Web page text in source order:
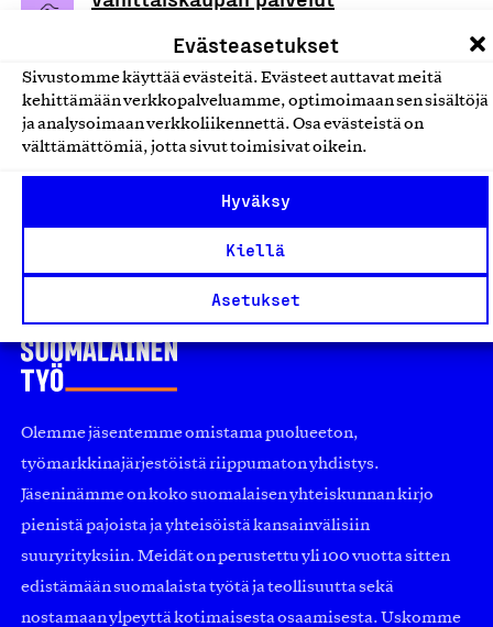
Evästeasetukset
Sivustomme käyttää evästeitä. Evästeet auttavat meitä
kehittämään verkkopalveluamme, optimoimaan sen sisältöjä
ja analysoimaan verkkoliikennettä. Osa evästeistä on
välttämättömiä, jotta sivut toimisivat oikein.
Hyväksy
Kiellä
Asetukset
Brendia liikelahjapalvelu
Brendia Oy, Palvelu
Tukkukaupan palvelut
Olemme jäsentemme omistama puolueeton,
työmarkkinajärjestöistä riippumaton yhdistys.
Jäseninämme on koko suomalaisen yhteiskunnan kirjo
pienistä pajoista ja yhteisöistä kansainvälisiin
suuryrityksiin. Meidät on perustettu yli 100 vuotta sitten
edistämään suomalaista työtä ja teollisuutta sekä
nostamaan ylpeyttä kotimaisesta osaamisesta. Uskomme